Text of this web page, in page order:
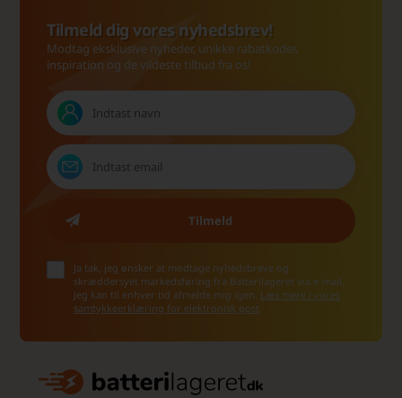
Tilmeld dig vores nyhedsbrev!
Modtag eksklusive nyheder, unikke rabatkoder,
inspiration og de vildeste tilbud fra os!
Ja tak, jeg ønsker at modtage nyhedsbreve og
skræddersyet markedsføring fra Batterilageret via e-mail.
Jeg kan til enhver tid afmelde mig igen. Læs mere i vores
samtykkeerklæring for elektronisk post